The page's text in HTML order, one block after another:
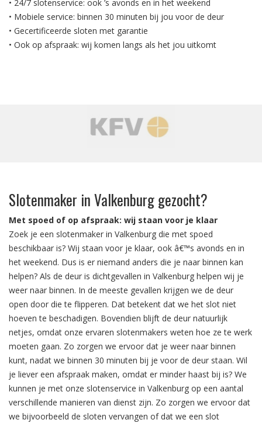
• 24/7 slotenservice: ook ’s avonds en in het weekend
• Mobiele service: binnen 30 minuten bij jou voor de deur
• Gecertificeerde sloten met garantie
• Ook op afspraak: wij komen langs als het jou uitkomt
Slotenmaker in Valkenburg gezocht?
Met spoed of op afspraak: wij staan voor je klaar
Zoek je een slotenmaker in Valkenburg die met spoed
beschikbaar is? Wij staan voor je klaar, ook â€™s avonds en in
het weekend. Dus is er niemand anders die je naar binnen kan
helpen? Als de deur is dichtgevallen in Valkenburg helpen wij je
weer naar binnen. In de meeste gevallen krijgen we de deur
open door die te flipperen. Dat betekent dat we het slot niet
hoeven te beschadigen. Bovendien blijft de deur natuurlijk
netjes, omdat onze ervaren slotenmakers weten hoe ze te werk
moeten gaan. Zo zorgen we ervoor dat je weer naar binnen
kunt, nadat we binnen 30 minuten bij je voor de deur staan. Wil
je liever een afspraak maken, omdat er minder haast bij is? We
kunnen je met onze slotenservice in Valkenburg op een aantal
verschillende manieren van dienst zijn. Zo zorgen we ervoor dat
we bijvoorbeeld de sloten vervangen of dat we een slot